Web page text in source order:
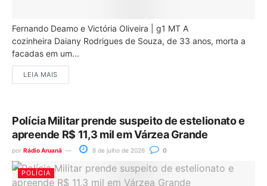
Fernando Deamo e Victória Oliveira | g1 MT A
cozinheira Daiany Rodrigues de Souza, de 33 anos, morta a
facadas em um...
LEIA MAIS
Polícia Militar prende suspeito de estelionato e
apreende R$ 11,3 mil em Várzea Grande
por Rádio Aruanã 8 de julho de 2026 0
POLÍCIA